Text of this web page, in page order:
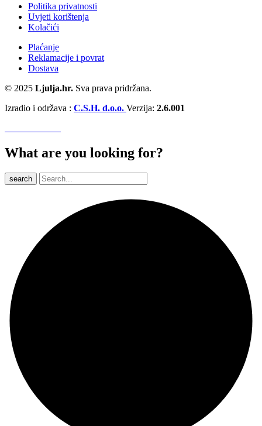
Politika privatnosti
Uvjeti korištenja
Kolačići
Plaćanje
Reklamacije i povrat
Dostava
© 2025 Ljulja.hr. Sva prava pridržana.
Izradio i održava : C.S.H. d.o.o. Verzija: 2.6.001
What are you looking for?
search